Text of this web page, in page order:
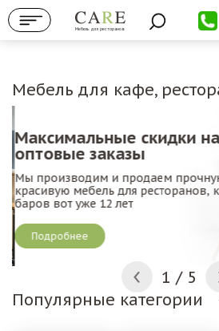
Мебель для ресторанов
Мебель для кафе,
Максимальные скидки на
оптовые заказы
Мы производим и продаем
красивую мебель для ресторанов,
баров вот уже 12 лет
Подробнее
2 / 5
Популярные категории